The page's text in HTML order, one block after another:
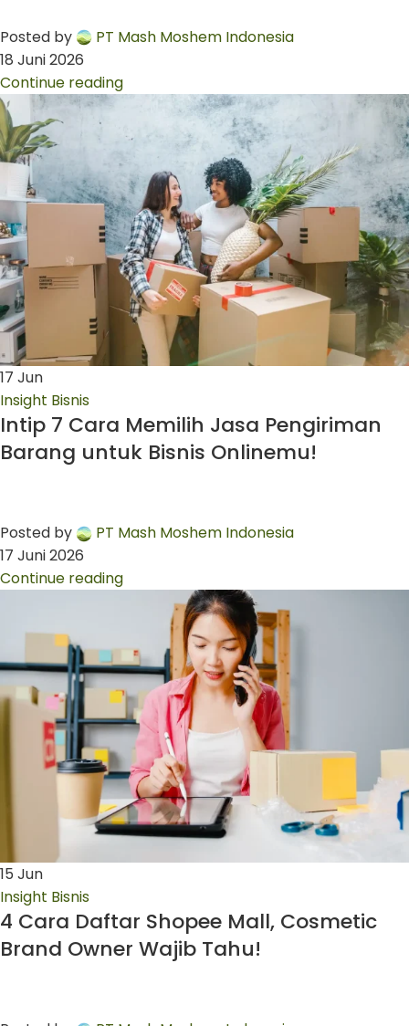
Posted by
PT Mash Moshem Indonesia
18 Juni 2026
Continue reading
17 Jun
Insight Bisnis
Intip 7 Cara Memilih Jasa Pengiriman
Barang untuk Bisnis Onlinemu!
Posted by
PT Mash Moshem Indonesia
17 Juni 2026
Continue reading
15 Jun
Insight Bisnis
4 Cara Daftar Shopee Mall, Cosmetic
Brand Owner Wajib Tahu!